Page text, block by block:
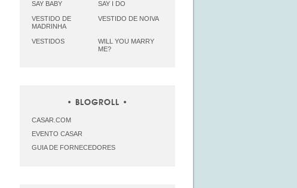
SAY BABY SAY I DO
VESTIDO DE
MADRINHA
VESTIDO DE NOIVA
VESTIDOS
WILL YOU MARRY
ME?
BLOGROLL
CASAR.COM
EVENTO CASAR
GUIA DE FORNECEDORES